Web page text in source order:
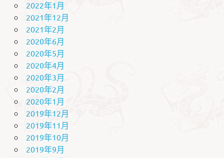
2022年1月
2021年12月
2021年2月
2020年6月
2020年5月
2020年4月
2020年3月
2020年2月
2020年1月
2019年12月
2019年11月
2019年10月
2019年9月